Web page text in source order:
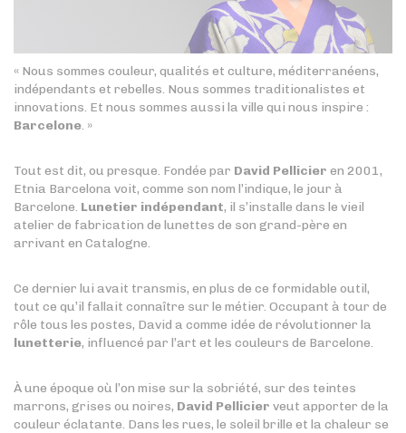
« Nous sommes couleur, qualités et culture, méditerranéens,
indépendants et rebelles. Nous sommes traditionalistes et
innovations. Et nous sommes aussi la ville qui nous inspire :
Barcelone. »
Tout est dit, ou presque. Fondée par David Pellicier en 2001,
Etnia Barcelona voit, comme son nom l’indique, le jour à
Barcelone. Lunetier indépendant, il s’installe dans le vieil
atelier de fabrication de lunettes de son grand-père en
arrivant en Catalogne.
Ce dernier lui avait transmis, en plus de ce formidable outil,
tout ce qu’il fallait connaître sur le métier. Occupant à tour de
rôle tous les postes, David a comme idée de révolutionner la
lunetterie, influencé par l’art et les couleurs de Barcelone.
À une époque où l’on mise sur la sobriété, sur des teintes
marrons, grises ou noires, David Pellicier veut apporter de la
couleur éclatante. Dans les rues, le soleil brille et la chaleur se